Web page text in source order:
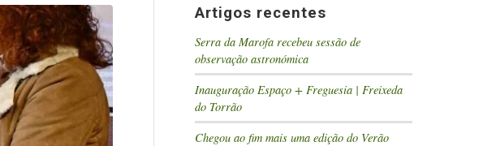
Artigos recentes
Serra da Marofa recebeu sessão de
observação astronómica
Inauguração Espaço + Freguesia | Freixeda
do Torrão
Chegou ao fim mais uma edição do Verão